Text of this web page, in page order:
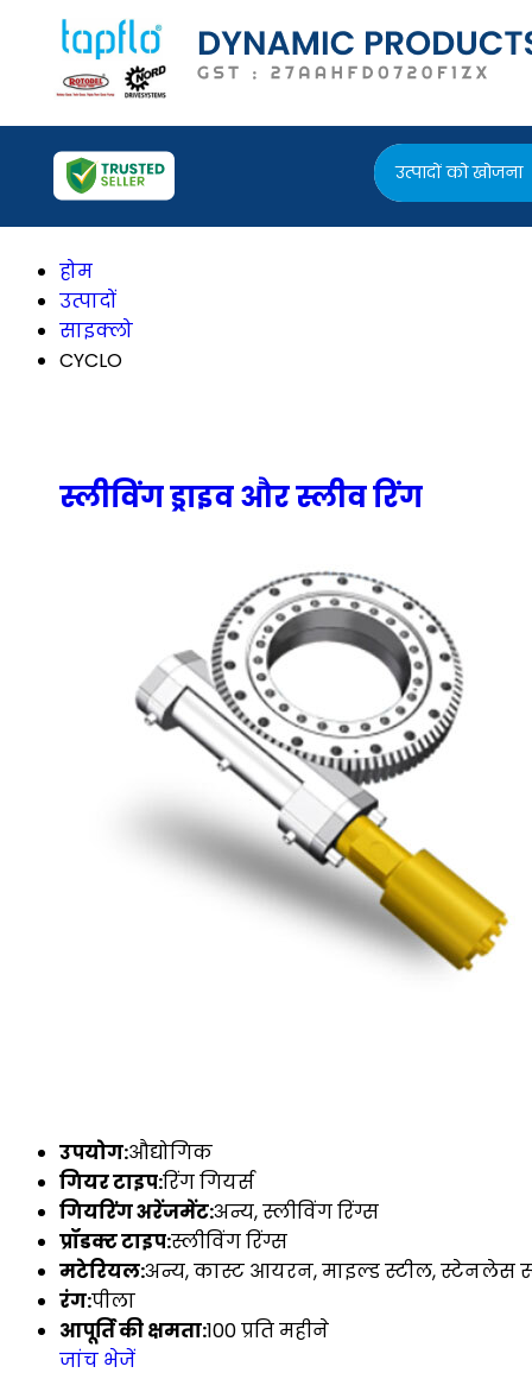
उत्पादों को खोजना
होम
उत्पादों
साइक्लो
CYCLO
स्लीविंग ड्राइव और स्लीव रिंग
उपयोग:औद्योगिक
गियर टाइप:रिंग गियर्स
गियरिंग अरेंजमेंट:अन्य, स्लीविंग रिंग्स
प्रॉडक्ट टाइप:स्लीविंग रिंग्स
मटेरियल:अन्य, कास्ट आयरन, माइल्ड स्टील, स्टेनलेस
रंग:पीला
आपूर्ति की क्षमता:100 प्रति महीने
जांच भेजें